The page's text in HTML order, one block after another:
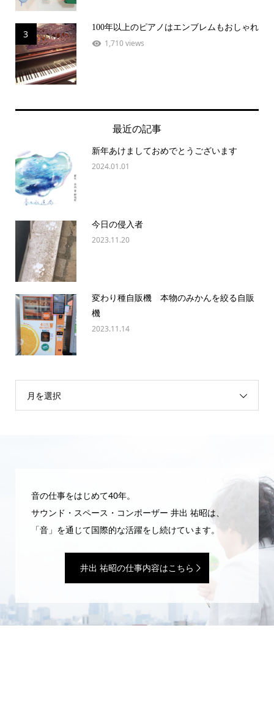
3
100年以上のピアノはエンブレムもおしゃれ
1,710 views
最近の記事
新年あけましておめでとうございます
2024.01.01
今日の侵入者
2023.11.20
変わり種自販機 本物のみかんを絞る自販
機
2023.11.14
月を選択
音の仕事をはじめて40年。
サウンド・スペース・コンポーザー 井出 祐昭は、
「音」を通じて国際的な活躍をし続けています。
井出 祐昭の仕事内容はこちら